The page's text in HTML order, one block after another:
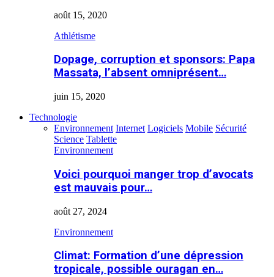
août 15, 2020
Athlétisme
Dopage, corruption et sponsors: Papa
Massata, l’absent omniprésent…
juin 15, 2020
Technologie
Environnement Internet Logiciels Mobile Sécurité
Science Tablette
Environnement
Voici pourquoi manger trop d’avocats
est mauvais pour…
août 27, 2024
Environnement
Climat: Formation d’une dépression
tropicale, possible ouragan en…